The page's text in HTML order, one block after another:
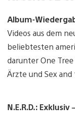
Album-
Videos aus dem
beliebtesten
darunter One Tree
Ärzte und Sex and
N.E.R.D.: Exklusiv